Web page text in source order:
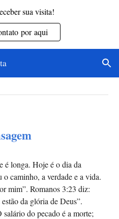
sua visita!
por aqui
é longa. Hoje é o dia da
o caminho, a verdade e a vida.
mim”. Romanos 3:23 diz:
da glória de Deus”.
do pecado é a morte;